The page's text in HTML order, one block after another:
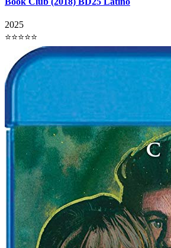
2025
⭐⭐⭐⭐⭐